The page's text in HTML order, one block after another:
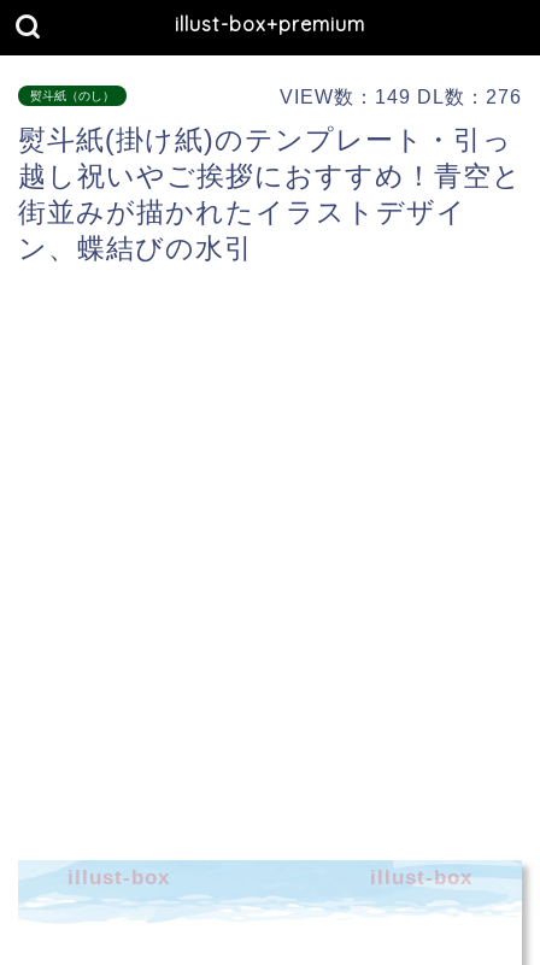
illust-box+premium
熨斗紙（のし） VIEW数：149 DL数：276
熨斗紙(掛け紙)のテンプレート・引っ
越し祝いやご挨拶におすすめ！青空と
街並みが描かれたイラストデザイ
ン、蝶結びの水引
illust-box illust-box